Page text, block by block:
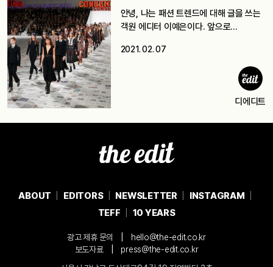
안녕, 나는 패션 트렌드에 대해 글을 쓰는
객원 에디터 이예은이다. 앞으로…
2021. 02. 07
디에디트
ABOUT EDITORS NEWSLETTER
INSTAGRAM
TEFF
10 YEARS
광고 제휴 문의
hello@the-edit.co.kr
보도자료
press@the-edit.co.kr